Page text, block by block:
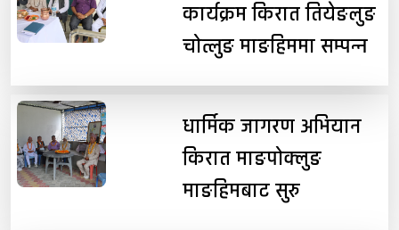
कार्यक्रम किरात तियेङलुङ
चोत्लुङ माङहिममा सम्पन्न
धार्मिक जागरण अभियान
किरात माङपोक्लुङ
माङहिमबाट सुरु